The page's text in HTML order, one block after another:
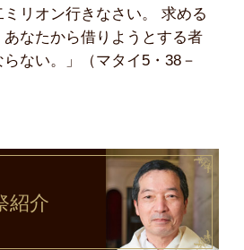
リオン行きなさい。 求める
なたから借りようとする者
ない。」（マタイ5・38－
紹介